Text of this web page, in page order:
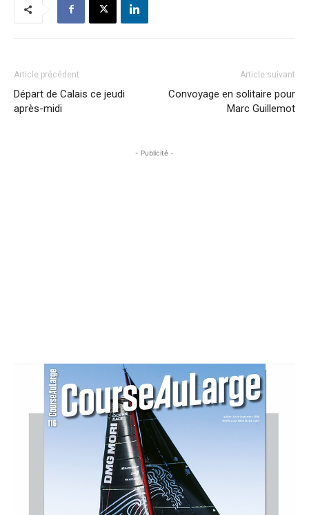
Article précédent
Départ de Calais ce jeudi
après-midi
Article suivant
Convoyage en solitaire pour
Marc Guillemot
- Publicité -